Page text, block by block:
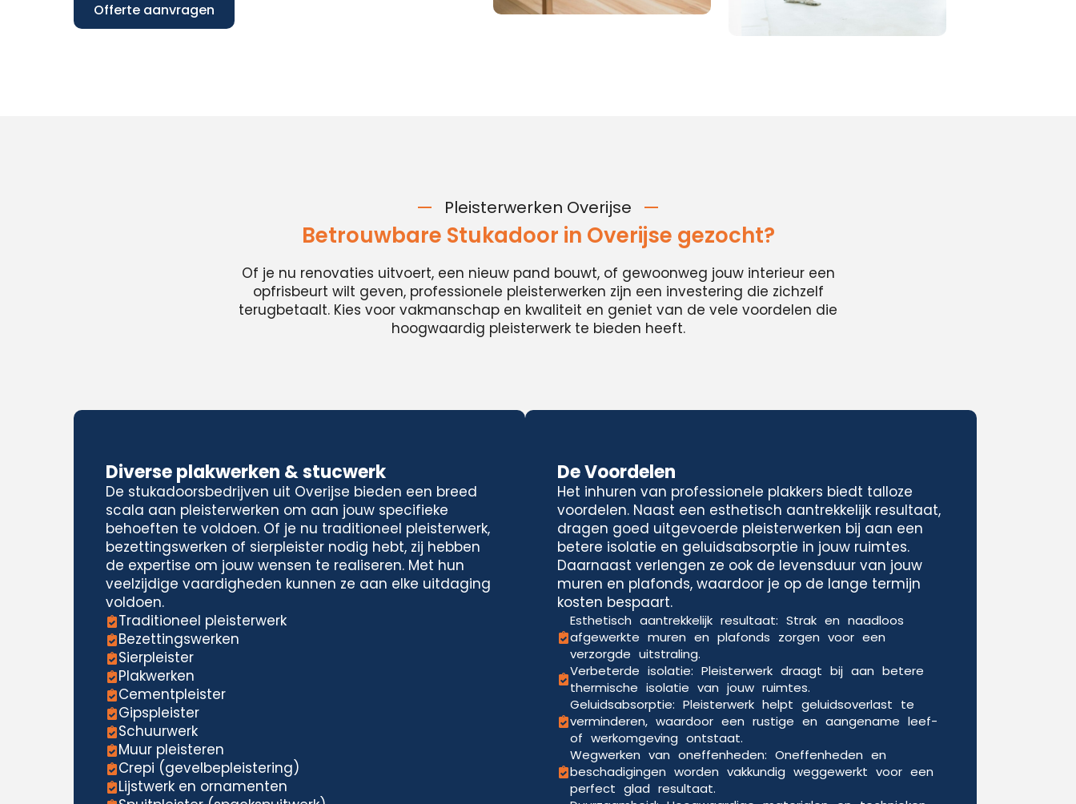
Offerte aanvragen
Pleisterwerken Overijse
Betrouwbare Stukadoor in Overijse gezocht?
Of je nu renovaties uitvoert, een nieuw pand bouwt, of gewoonweg jouw interieur een
opfrisbeurt wilt geven, professionele pleisterwerken zijn een investering die zichzelf
terugbetaalt. Kies voor vakmanschap en kwaliteit en geniet van de vele voordelen die
hoogwaardig pleisterwerk te bieden heeft.
Diverse plakwerken & stucwerk
De stukadoorsbedrijven uit Overijse bieden een breed
scala aan pleisterwerken om aan jouw specifieke
behoeften te voldoen. Of je nu traditioneel pleisterwerk,
bezettingswerken of sierpleister nodig hebt, zij hebben
de expertise om jouw wensen te realiseren. Met hun
veelzijdige vaardigheden kunnen ze aan elke uitdaging
voldoen.
Traditioneel pleisterwerk
Bezettingswerken
Sierpleister
Plakwerken
Cementpleister
Gipspleister
Schuurwerk
Muur pleisteren
Crepi (gevelbepleistering)
Lijstwerk en ornamenten
De Voordelen
Het inhuren van professionele plakkers biedt talloze
voordelen. Naast een esthetisch aantrekkelijk resultaat,
dragen goed uitgevoerde pleisterwerken bij aan een
betere isolatie en geluidsabsorptie in jouw ruimtes.
Daarnaast verlengen ze ook de levensduur van jouw
muren en plafonds, waardoor je op de lange termijn
kosten bespaart.
Esthetisch aantrekkelijk resultaat: Strak en naadloos
afgewerkte muren en plafonds zorgen voor een
verzorgde uitstraling.
Verbeterde isolatie: Pleisterwerk draagt bij aan betere
thermische isolatie van jouw ruimtes.
Geluidsabsorptie: Pleisterwerk helpt geluidsoverlast te
verminderen, waardoor een rustige en aangename leef-
of werkomgeving ontstaat.
Wegwerken van oneffenheden: Oneffenheden en
beschadigingen worden vakkundig weggewerkt voor een
perfect glad resultaat.